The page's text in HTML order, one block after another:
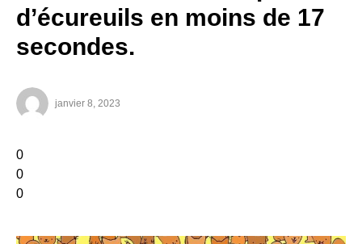
d’écureuils en moins de 17
secondes.
janvier 8, 2023
0
0
0